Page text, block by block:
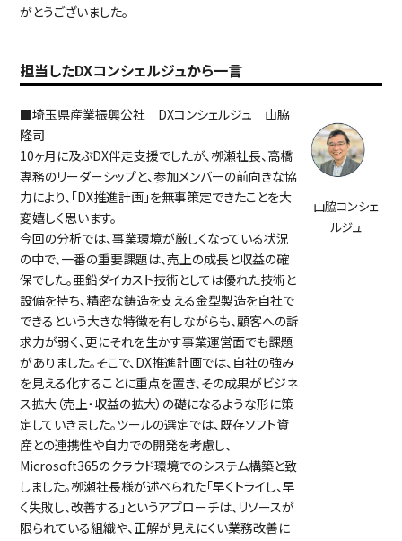
がとうございました。
担当したDXコンシェルジュから一言
■埼玉県産業振興公社 DXコンシェルジュ 山脇
隆司
10ヶ月に及ぶDX伴走支援でしたが、栁瀬社長、高橋
専務のリーダーシップと、参加メンバーの前向きな協
力により、「DX推進計画」を無事策定できたことを大
変嬉しく思います。
今回の分析では、事業環境が厳しくなっている状況
の中で、一番の重要課題は、売上の成長と収益の確
保でした。亜鉛ダイカスト技術としては優れた技術と
設備を持ち、精密な鋳造を支える金型製造を自社で
できるという大きな特徴を有しながらも、顧客への訴
求力が弱く、更にそれを生かす事業運営面でも課題
がありました。そこで、DX推進計画では、自社の強み
を見える化することに重点を置き、その成果がビジネ
ス拡大（売上・収益の拡大）の礎になるような形に策
定していきました。ツールの選定では、既存ソフト資
産との連携性や自力での開発を考慮し、
Microsoft365のクラウド環境でのシステム構築と致
しました。栁瀬社長様が述べられた「早くトライし、早
く失敗し、改善する」というアプローチは、リソースが
限られている組織や、正解が見えにくい業務改善に
山脇コンシェ
ルジュ